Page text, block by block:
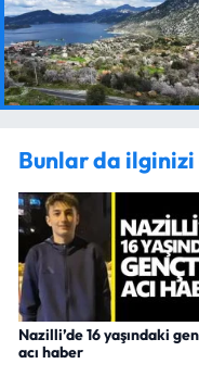
Bunlar da
Nazilli’de 16 yaşındaki
acı haber